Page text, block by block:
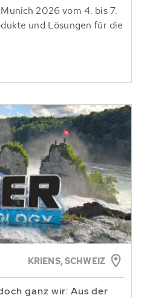
2026 vom 4. bis 7.
und Lösungen für die
KRIENS, SCHWEIZ
ganz wir: Aus der